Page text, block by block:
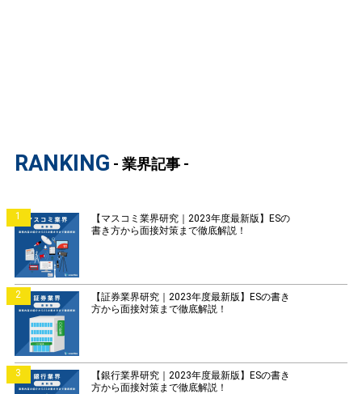
RANKING - 業界記事 -
1
【マスコミ業界研究｜2023年度最新版】ESの
書き方から面接対策まで徹底解説！
2
【証券業界研究｜2023年度最新版】ESの書き
方から面接対策まで徹底解説！
3
【銀行業界研究｜2023年度最新版】ESの書き
方から面接対策まで徹底解説！